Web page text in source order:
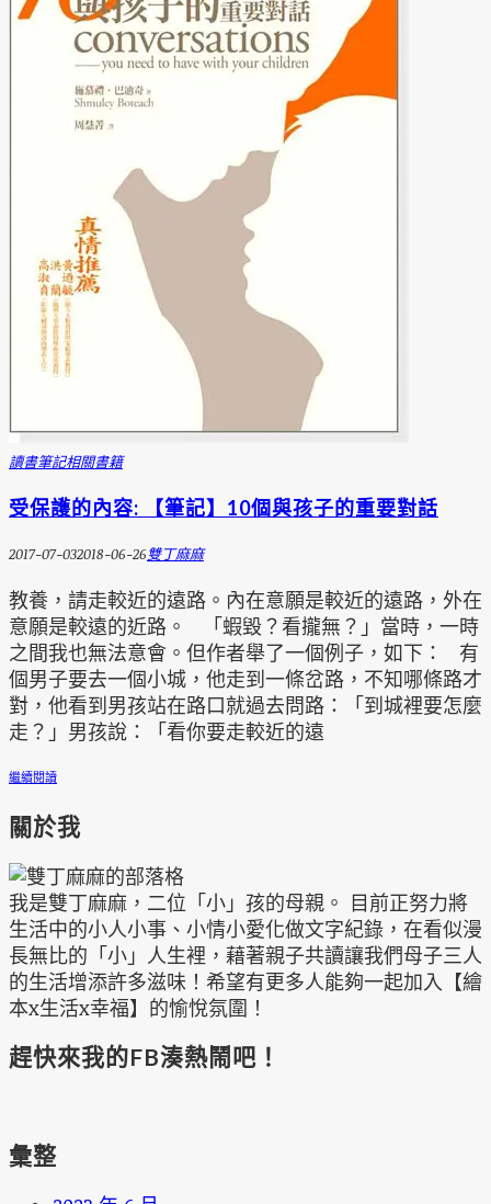
讀書筆記相關書籍
受保護的內容: 【筆記】10個與孩子的重要對話
2017-07-032018-06-26雙丁麻麻
教養，請走較近的遠路。內在意願是較近的遠路，外在
意願是較遠的近路。 「蝦毀？看攏無？」當時，一時
之間我也無法意會。但作者舉了一個例子，如下： 有
個男子要去一個小城，他走到一條岔路，不知哪條路才
對，他看到男孩站在路口就過去問路：「到城裡要怎麼
走？」男孩說：「看你要走較近的遠
繼續閱讀
關於我
我是雙丁麻麻，二位「小」孩的母親。 目前正努力將
生活中的小人小事、小情小愛化做文字紀錄，在看似漫
長無比的「小」人生裡，藉著親子共讀讓我們母子三人
的生活增添許多滋味！希望有更多人能夠一起加入【繪
本x生活x幸福】的愉悅氛圍！
趕快來我的FB湊熱鬧吧！
彙整